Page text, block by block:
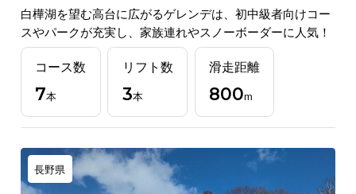
白樺湖を望む高台に広がるゲレンデは、初中級者向けコー
スやパークが充実し、家族連れやスノーボーダーに人気！
コース数
7本
リフト数
3本
滑走距離
800m
長野県